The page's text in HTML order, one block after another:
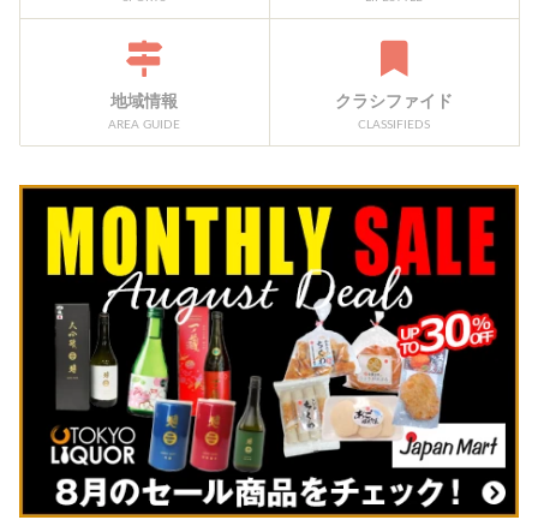
地域情報
AREA GUIDE
クラシファイド
CLASSIFIEDS